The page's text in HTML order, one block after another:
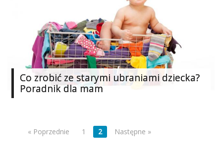
Porady
ekspertów
Co zrobić ze starymi ubraniami dziecka?
Poradnik dla mam
« Poprzednie 1 2 Następne »